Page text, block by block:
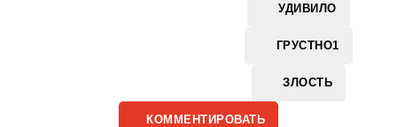
УДИВИЛО
ГРУСТНО1
ЗЛОСТЬ
КОММЕНТИРОВАТЬ